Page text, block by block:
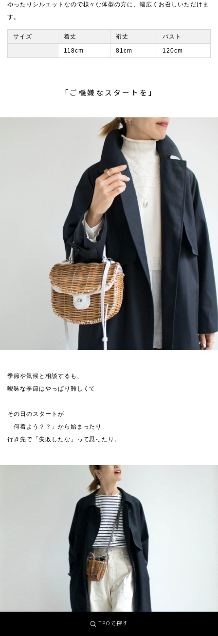
ゆったりシルエットなので様々な体型の方に、幅広くお召しいただけま
す。
サイズ 着丈 裄丈 バスト
118cm 81cm 120cm
「ご機嫌なスタートを」
季節や気候と相談するも、
曖昧な季節はやっぱり難しくて
その日のスタートが
「何着よう？？」から始まったり
行き先で「失敗したな」って思ったり。
TPOで探す